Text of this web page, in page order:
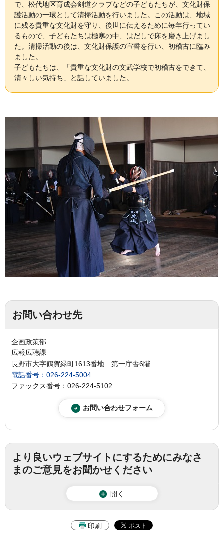
で、松代地区育成会剣道クラブなどの子どもたちが、文化財保
護活動の一環として清掃活動を行いました。この活動は、地域
に残る貴重な文化財を守り、後世に伝えるために毎年行ってい
るもので、子どもたちは極寒の中、はだしで床を磨き上げまし
た。清掃活動の後は、文化財保護の宣誓を行い、初稽古に臨み
ました。
子どもたちは、「貴重な文化財の文武学校で初稽古をできて、
清々しい気持ち」と話していました。
お問い合わせ先
企画政策部
広報広聴課
長野市大字鶴賀緑町1613番地 第一庁舎6階
電話番号：026-224-5004
ファックス番号：026-224-5102
より良いウェブサイトにするためにみなさ
まのご意見をお聞かせください
開く
印刷